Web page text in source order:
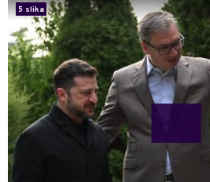
5 slika